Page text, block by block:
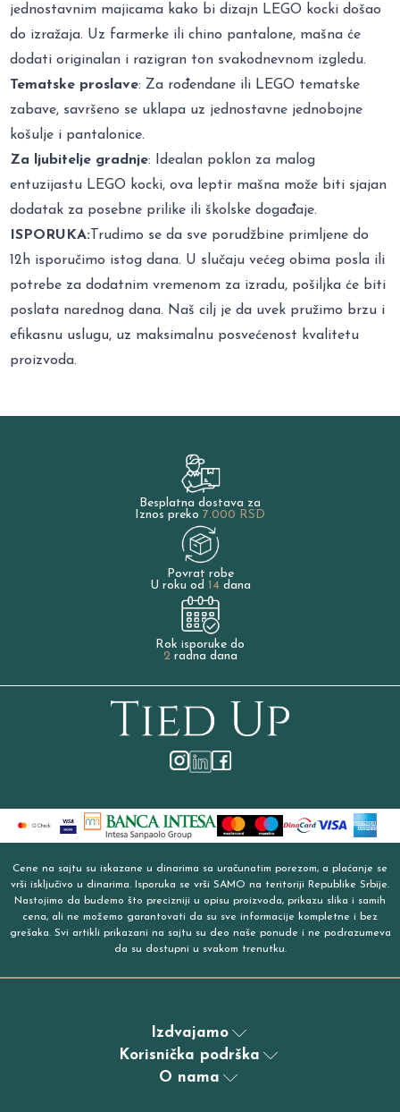
jednostavnim majicama kako bi dizajn LEGO kocki došao
do izražaja. Uz farmerke ili chino pantalone, mašna će
dodati originalan i razigran ton svakodnevnom izgledu.
Tematske proslave: Za rođendane ili LEGO tematske
zabave, savršeno se uklapa uz jednostavne jednobojne
košulje i pantalonice.
Za ljubitelje gradnje: Idealan poklon za malog
entuzijastu LEGO kocki, ova leptir mašna može biti sjajan
dodatak za posebne prilike ili školske događaje.
ISPORUKA:Trudimo se da sve porudžbine primljene do
12h isporučimo istog dana. U slučaju većeg obima posla ili
potrebe za dodatnim vremenom za izradu, pošiljka će biti
poslata narednog dana. Naš cilj je da uvek pružimo brzu i
efikasnu uslugu, uz maksimalnu posvećenost kvalitetu
proizvoda.
Besplatna dostava za
Iznos preko 7.000 RSD
Povrat robe
U roku od 14dana
Rok isporuke do
2radna dana
Cene na sajtu su iskazane u dinarima sa uračunatim porezom, a plaćanje se
vrši isključivo u dinarima. Isporuka se vrši SAMO na teritoriji Republike Srbije.
Nastojimo da budemo što precizniji u opisu proizvoda, prikazu slika i samih
cena, ali ne možemo garantovati da su sve informacije kompletne i bez
grešaka. Svi artikli prikazani na sajtu su deo naše ponude i ne podrazumeva
da su dostupni u svakom trenutku.
Izdvajamo
Korisnička podrška
O nama